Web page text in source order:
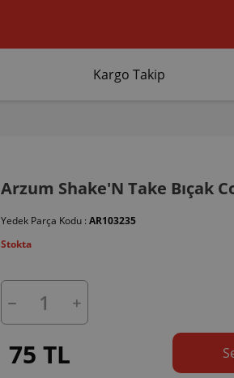
Kargo Takip
Arzum Shake'N Take Bıçak
Yedek Parça Kodu : AR103235
Stokta
75 TL